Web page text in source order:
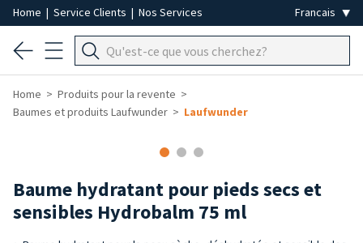
Home | Service Clients | Nos Services
Home
Produits pour la revente
Baumes et produits Laufwunder
Laufwunder
Baume hydratant pour pieds secs et
sensibles Hydrobalm 75 ml